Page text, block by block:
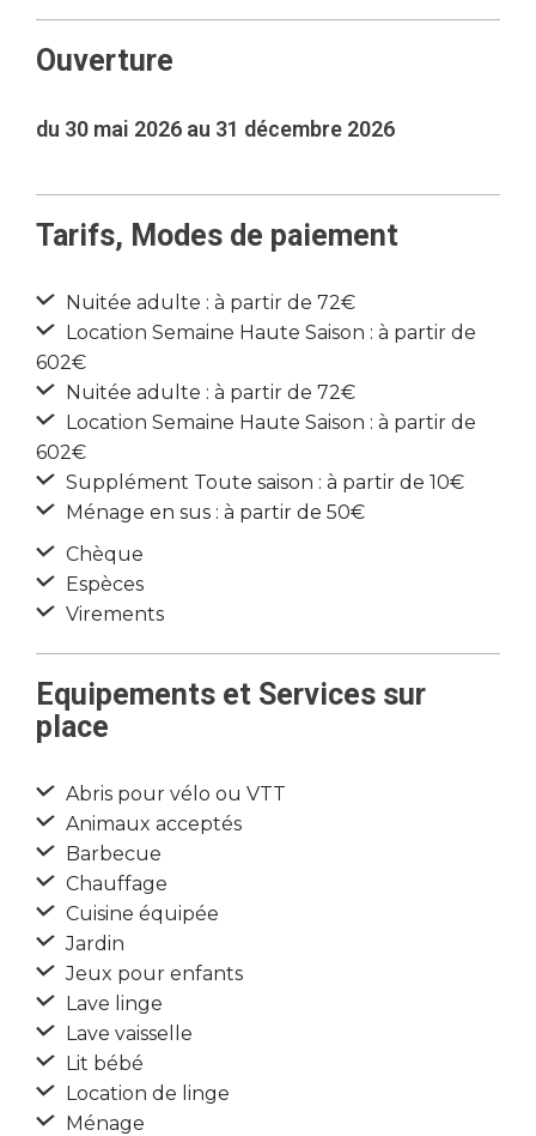
Ouverture
du 30 mai 2026 au 31 décembre 2026
Tarifs, Modes de paiement
Nuitée adulte : à partir de 72€
Location Semaine Haute Saison : à partir de
602€
Nuitée adulte : à partir de 72€
Location Semaine Haute Saison : à partir de
602€
Supplément Toute saison : à partir de 10€
Ménage en sus : à partir de 50€
Chèque
Espèces
Virements
Equipements et Services sur
place
Abris pour vélo ou VTT
Animaux acceptés
Barbecue
Chauffage
Cuisine équipée
Jardin
Jeux pour enfants
Lave linge
Lave vaisselle
Lit bébé
Location de linge
Ménage